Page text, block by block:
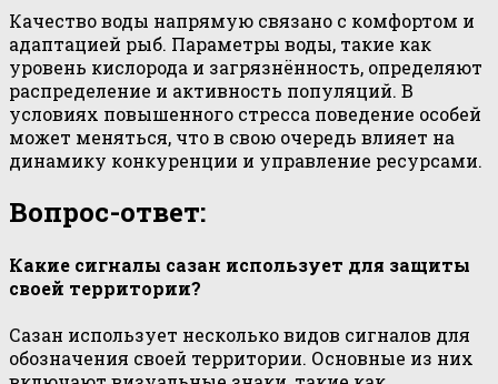
Качество воды напрямую связано с комфортом и
адаптацией рыб. Параметры воды, такие как
уровень кислорода и загрязнённость, определяют
распределение и активность популяций. В
условиях повышенного стресса поведение особей
может меняться, что в свою очередь влияет на
динамику конкуренции и управление ресурсами.
Вопрос-ответ:
Какие сигналы сазан использует для защиты
своей территории?
Сазан использует несколько видов сигналов для
обозначения своей территории. Основные из них